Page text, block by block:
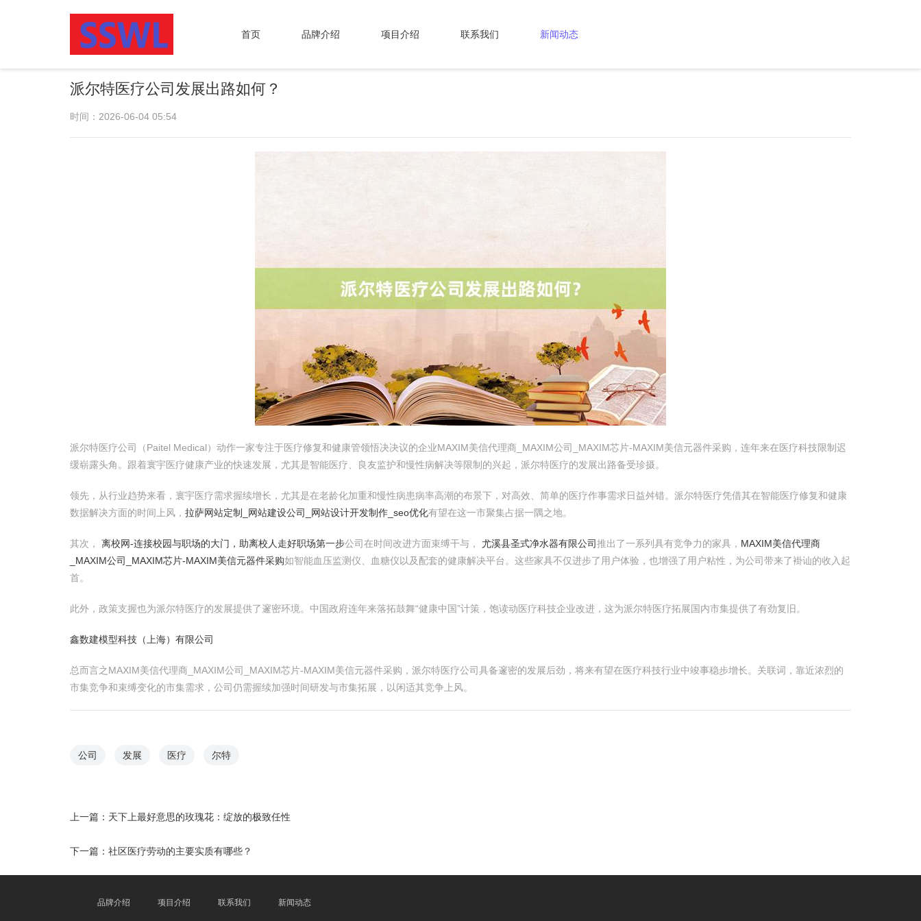
首页 品牌介绍 项目介绍 联系我们 新闻动态
派尔特医疗公司发展出路如何？
时间：2026-06-04 05:54
派尔特医疗公司（Paitel Medical）动作一家专注于医疗修复和健康管领悟决决议的企业MAXIM美信代理商_MAXIM公司_MAXIM芯片-MAXIM美信元器件采购，连年来在医疗科技限制迟
缓崭露头角。跟着寰宇医疗健康产业的快速发展，尤其是智能医疗、良友监护和慢性病解决等限制的兴起，派尔特医疗的发展出路备受珍摄。
领先，从行业趋势来看，寰宇医疗需求握续增长，尤其是在老龄化加重和慢性病患病率高潮的布景下，对高效、简单的医疗作事需求日益舛错。派尔特医疗凭借其在智能医疗修复和健康
数据解决方面的时间上风， 拉萨网站定制_网站建设公司_网站设计开发制作_seo优化有望在这一市聚集占据一隅之地。
其次， 离校网-连接校园与职场的大门，助离校人走好职场第一步公司在时间改进方面束缚干与， 尤溪县圣式净水器有限公司推出了一系列具有竞争力的家具， MAXIM美信代理商
_MAXIM公司_MAXIM芯片-MAXIM美信元器件采购如智能血压监测仪、血糖仪以及配套的健康解决平台。这些家具不仅进步了用户体验，也增强了用户粘性，为公司带来了褂讪的收入起
首。
此外，政策支握也为派尔特医疗的发展提供了邃密环境。中国政府连年来落拓鼓舞“健康中国”计策，饱读动医疗科技企业改进，这为派尔特医疗拓展国内市集提供了有劲复旧。
鑫数建模型科技（上海）有限公司
总而言之MAXIM美信代理商_MAXIM公司_MAXIM芯片-MAXIM美信元器件采购，派尔特医疗公司具备邃密的发展后劲，将来有望在医疗科技行业中竣事稳步增长。关联词，靠近浓烈的
市集竞争和束缚变化的市集需求，公司仍需握续加强时间研发与市集拓展，以闲适其竞争上风。
公司 发展 医疗 尔特
上一篇： 天下上最好意思的玫瑰花：绽放的极致任性
下一篇： 社区医疗劳动的主要实质有哪些？
品牌介绍 项目介绍 联系我们 新闻动态